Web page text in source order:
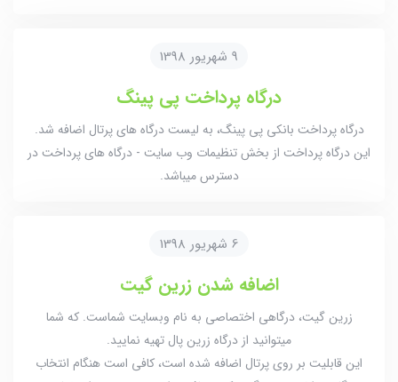
9 شهریور 1398
درگاه پرداخت پی پینگ
درگاه پرداخت بانکی پی پینگ، به لیست درگاه های پرتال اضافه شد.
این درگاه پرداخت از بخش تنظیمات وب سایت - درگاه های پرداخت در
دسترس میباشد.
6 شهریور 1398
اضافه شدن زرین گیت
زرین گیت، درگاهی اختصاصی به نام وبسایت شماست. که شما
میتوانید از درگاه زرین پال تهیه نمایید.
این قابلیت بر روی پرتال اضافه شده است، کافی است هنگام انتخاب